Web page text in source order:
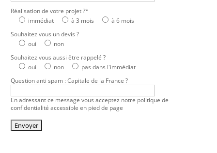
Réalisation de votre projet ?*
immédiat
à 3 mois
à 6 mois
Souhaitez vous un devis ?
oui
non
Souhaitez vous aussi être rappelé ?
oui
non
pas dans l'immédiat
Question anti spam : Capitale de la France ?
En adressant ce message vous acceptez notre politique de
confidentialité accessible en pied de page